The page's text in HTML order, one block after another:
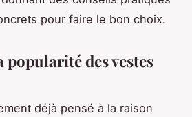
pour faire le bon choix.
des vestes
déjà pensé à la raison